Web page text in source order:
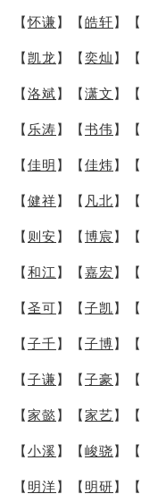
【怀谦】【皓轩】【
【凯龙 】【奕灿 】【
【洛斌】【潇文 】【
【 乐涛】【书伟】【
【佳明 】【佳炜】【
【健祥】【 凡北】【
【 则安 】【博宸 】【
【和江 】【嘉宏 】【
【圣可】【子凯】【
【子千】【子博】【
【子谦】【子豪 】【
【家懿 】【家艺】【
【小溪】【峻骁】【
【 明洋】【 明研】【